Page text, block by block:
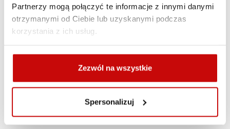
Partnerzy mogą połączyć te informacje z innymi danymi
otrzymanymi od Ciebie lub uzyskanymi podczas
korzystania z ich usług.
Zezwól na wszystkie
Spersonalizuj
DARMOWA DOSTAWA!
SKLEPIE DOSTARCZYMY CI KURIEREM
DPD NA TERENIE POLSKI ZA DARMO!
ZOBACZ TAKŻE